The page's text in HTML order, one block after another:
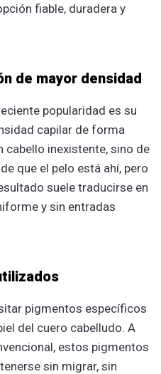
fiable, duradera y
de mayor densidad
popularidad es su
capilar de forma
cabello inexistente, sino de
que el pelo está ahí, pero
suele traducirse en
y sin entradas
pigmentos específicos
del cuero cabelludo. A
estos pigmentos
sin migrar, sin